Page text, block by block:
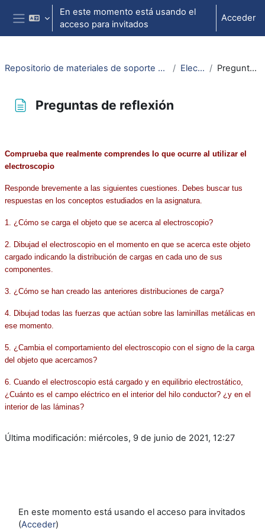
Salta al contenido principal
Panel lateral
En este momento está usando el
acceso para invitados
Acceder
Repositorio de materiales de soporte para la docencia de la física universitaria II Electroscopio Preguntas de reflexión
Preguntas de reflexión
Comprueba que realmente comprendes lo que ocurre al utilizar el
electroscopio
Responde brevemente a las siguientes cuestiones. Debes buscar tus
respuestas en los conceptos estudiados en la asignatura.
1. ¿Cómo se carga el objeto que se acerca al electroscopio?
2. Dibujad el electroscopio en el momento en que se acerca este objeto
cargado indicando la distribución de cargas en cada uno de sus
componentes.
3. ¿Cómo se han creado las anteriores distribuciones de carga?
4. Dibujad todas las fuerzas que actúan sobre las laminillas metálicas en
ese momento.
5. ¿Cambia el comportamiento del electroscopio con el signo de la carga
del objeto que acercamos?
6. Cuando el electroscopio está cargado y en equilibrio electrostático,
¿Cuánto es el campo eléctrico en el interior del hilo conductor? ¿y en el
interior de las láminas?
Última modificación: miércoles, 9 de junio de 2021, 12:27
En este momento está usando el acceso para invitados
(Acceder)